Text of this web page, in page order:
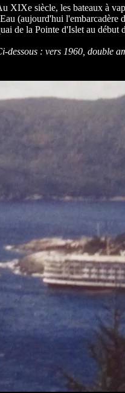
XIXe siècle, les bateaux à
(aujourd'hui l'embarcadère
de la Pointe d'Islet au début
dessous : vers 1960, double